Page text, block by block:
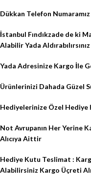
Dükkan Telefon Numaramız
İstanbul Fındıkzade de ki
Alabilir Yada Aldırabılırsınız
Yada Adresinize Kargo İle
Ürünlerinizi Dahada Güzel
Hediyelerinize Özel Hediye
Not Avrupanın Her Yerine
Alıcıya Aittir
Hediye Kutu Teslimat :
Alabilirsiniz Kargo Üçreti